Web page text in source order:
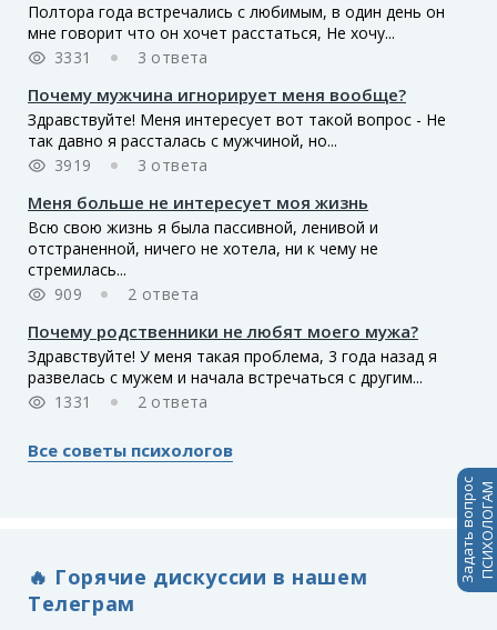
Полтора года встречались с любимым, в один день он
мне говорит что он хочет расстаться, Не хочу...
3331
3 ответа
Почему мужчина игнорирует меня вообще?
Здравствуйте! Меня интересует вот такой вопрос - Не
так давно я рассталась с мужчиной, но...
3919
3 ответа
Меня больше не интересует моя жизнь
Всю свою жизнь я была пассивной, ленивой и
отстраненной, ничего не хотела, ни к чему не
стремилась...
909
2 ответа
Почему родственники не любят моего мужа?
Здравствуйте! У меня такая проблема, 3 года назад я
развелась с мужем и начала встречаться с другим...
1331
2 ответа
Все советы психологов
🔥 Горячие дискуссии в нашем
Телеграм
Задать вопросПСИХОЛОГАМ